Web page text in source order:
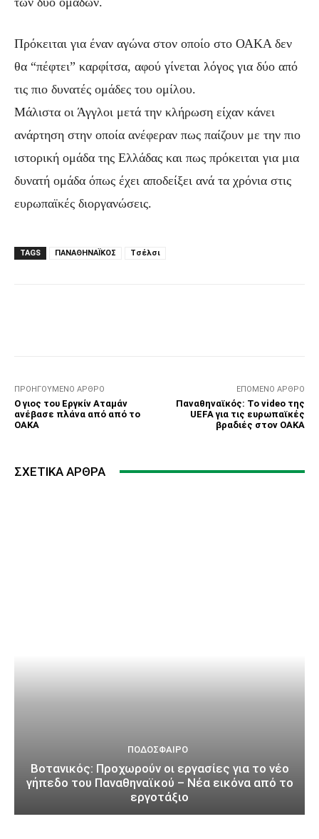
Πρόκειται για έναν αγώνα στον οποίο στο ΟΑΚΑ δεν
θα “πέφτει” καρφίτσα, αφού γίνεται λόγος για δύο από
τις πιο δυνατές ομάδες του ομίλου.
Μάλιστα οι Άγγλοι μετά την κλήρωση είχαν κάνει
ανάρτηση στην οποία ανέφεραν πως παίζουν με την πιο
ιστορική ομάδα της Ελλάδας και πως πρόκειται για μια
δυνατή ομάδα όπως έχει αποδείξει ανά τα χρόνια στις
ευρωπαϊκές διοργανώσεις.
TAGS ΠΑΝΑΘΗΝΑΪΚΟΣ Τσέλσι
ΠΡΟΗΓΟΎΜΕΝΟ ΆΡΘΡΟ
Ο γιος του Εργκίν Αταμάν
ανέβασε πλάνα από από το
ΟΑΚΑ
ΕΠΌΜΕΝΟ ΆΡΘΡΟ
Παναθηναϊκός: Το video της
UEFA για τις ευρωπαϊκές
βραδιές στον ΟΑΚΑ
ΣΧΕΤΙΚΆ ΆΡΘΡΑ
ΠΟΔΌΣΦΑΙΡΟ
Βοτανικός: Προχωρούν οι εργασίες για το νέο
γήπεδο του Παναθηναϊκού – Νέα εικόνα από το
εργοτάξιο